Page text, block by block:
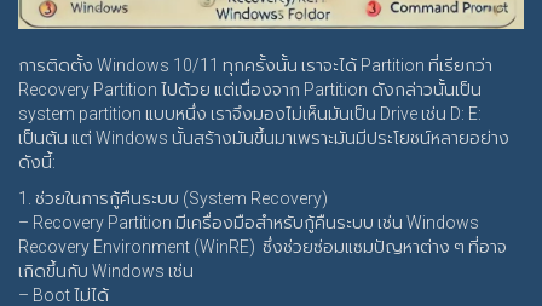
การติดตั้ง Windows 10/11 ทุกครั้งนั้น เราจะได้ Partition ที่เรียกว่า
Recovery Partition ไปด้วย แต่เนื่องจาก Partition ดังกล่าวนั้นเป็น
system partition แบบหนึ่ง เราจึงมองไม่เห็นมันเป็น Drive เช่น D: E:
เป็นต้น แต่ Windows นั้นสร้างมันขึ้นมาเพราะมันมีประโยชน์หลายอย่าง
ดังนี้:
1. ช่วยในการกู้คืนระบบ (System Recovery)
– Recovery Partition มีเครื่องมือสำหรับกู้คืนระบบ เช่น Windows
Recovery Environment (WinRE) ซึ่งช่วยซ่อมแซมปัญหาต่าง ๆ ที่อาจ
เกิดขึ้นกับ Windows เช่น
– Boot ไม่ได้